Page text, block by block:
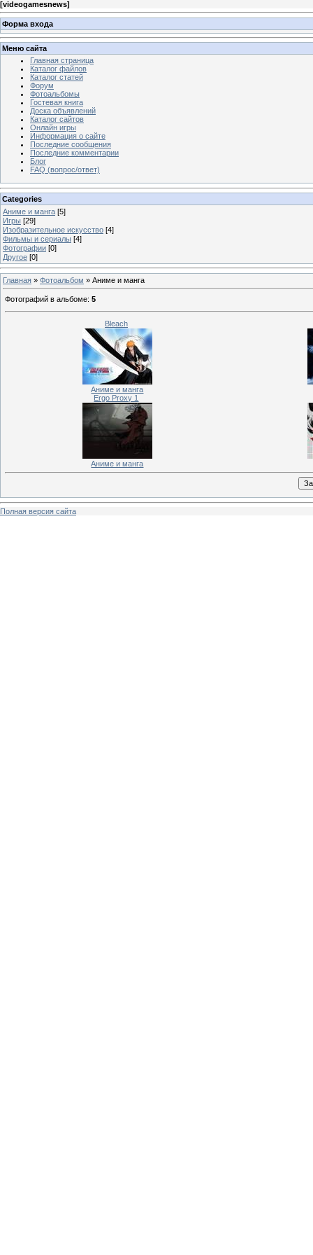
[videogamesnews]
Форма входа
Меню сайта
Главная страница
Каталог файлов
Каталог статей
Форум
Фотоальбомы
Гостевая книга
Доска объявлений
Каталог сайтов
Онлайн игры
Информация о сайте
Последние сообщения
Последние комментарии
Блог
FAQ (вопрос/ответ)
Categories
Аниме и манга [5]
Игры [29]
Изобразительное искусство [4]
Фильмы и сериалы [4]
Фотографии [0]
Другое [0]
Главная » Фотоальбом » Аниме и манга
Фотографий в альбоме: 5
Bleach
Аниме и манга
Ergo Proxy 1
Аниме и манга
Полная версия сайта